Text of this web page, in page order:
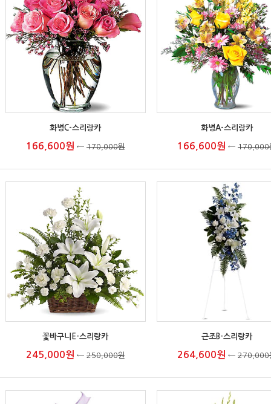
화병C-스리랑카
166,600원 ← 170,000원
화병A-스리랑카
166,600원 ← 170,000
꽃바구니E-스리랑카
245,000원 ← 250,000원
근조B-스리랑카
264,600원 ← 270,000